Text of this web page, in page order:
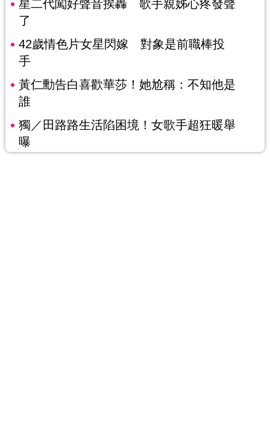
星二代闖好聲音挨轟 歌手親姊心疼發聲
了
42歲情色片女星閃嫁 對象是前職棒投
手
黃仁勳告白喜歡華莎！她尬稱：不知他是
誰
獨／田路路生活陷困境！女歌手超狂暖舉
曝